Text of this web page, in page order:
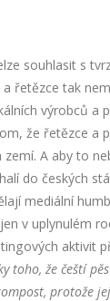
souhlasit s
řetězce tak
výrobců a
že řetězce a
zemí. A aby to
do českých
mediální
v uplynulém
aktivit
toho, že čeští
protože